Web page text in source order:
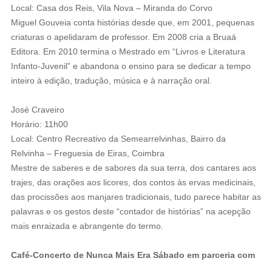
Local: Casa dos Reis, Vila Nova – Miranda do Corvo
Miguel Gouveia conta histórias desde que, em 2001, pequenas
criaturas o apelidaram de professor. Em 2008 cria a Bruaá
Editora. Em 2010 termina o Mestrado em “Livros e Literatura
Infanto-Juvenil” e abandona o ensino para se dedicar a tempo
inteiro à edição, tradução, música e à narração oral.
José Craveiro
️Horário: 11h00
Local: Centro Recreativo da Semearrelvinhas, Bairro da
Relvinha – Freguesia de Eiras, Coimbra
Mestre de saberes e de sabores da sua terra, dos cantares aos
trajes, das orações aos licores, dos contos às ervas medicinais,
das procissões aos manjares tradicionais, tudo parece habitar as
palavras e os gestos deste “contador de histórias” na acepção
mais enraizada e abrangente do termo.
Café-Concerto de Nunca Mais Era Sábado em parceria com